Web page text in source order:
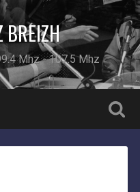
BREIZH
Mhz - 107.5 Mhz